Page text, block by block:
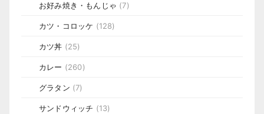
お好み焼き・もんじゃ (7)
カツ・コロッケ (128)
カツ丼 (25)
カレー (260)
グラタン (7)
サンドウィッチ (13)